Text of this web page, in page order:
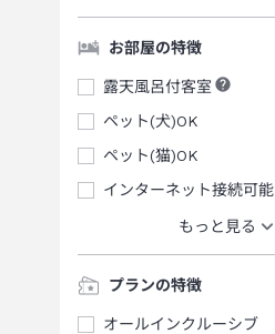
お部屋の特徴
露天風呂付客室
ペット(犬)OK
ペット(猫)OK
インターネット接続可能
もっと見る
プランの特徴
オールインクルーシブ